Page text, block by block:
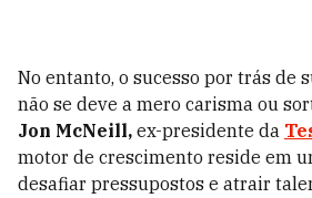
No entanto, o sucesso por trás de
não se deve a mero carisma ou
Jon McNeill, ex-presidente da
motor de crescimento reside em
desafiar pressupostos e atrair